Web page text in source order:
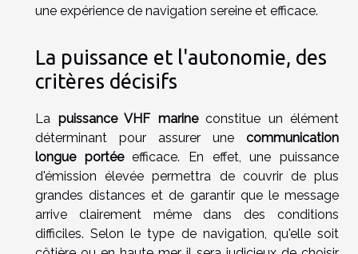
une expérience de navigation sereine et efficace.
La puissance et l'autonomie, des
critères décisifs
La puissance VHF marineconstitue un élément
déterminant pour assurer une communication
longue portéeefficace. En effet, une puissance
d'émission élevée permettra de couvrir de plus
grandes distances et de garantir que le message
arrive clairement même dans des conditions
difficiles. Selon le type de navigation, qu'elle soit